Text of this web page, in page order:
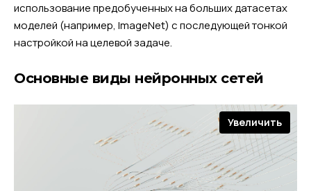
использование предобученных на больших датасетах
моделей (например, ImageNet) с последующей тонкой
настройкой на целевой задаче.
Основные виды нейронных сетей
Увеличить